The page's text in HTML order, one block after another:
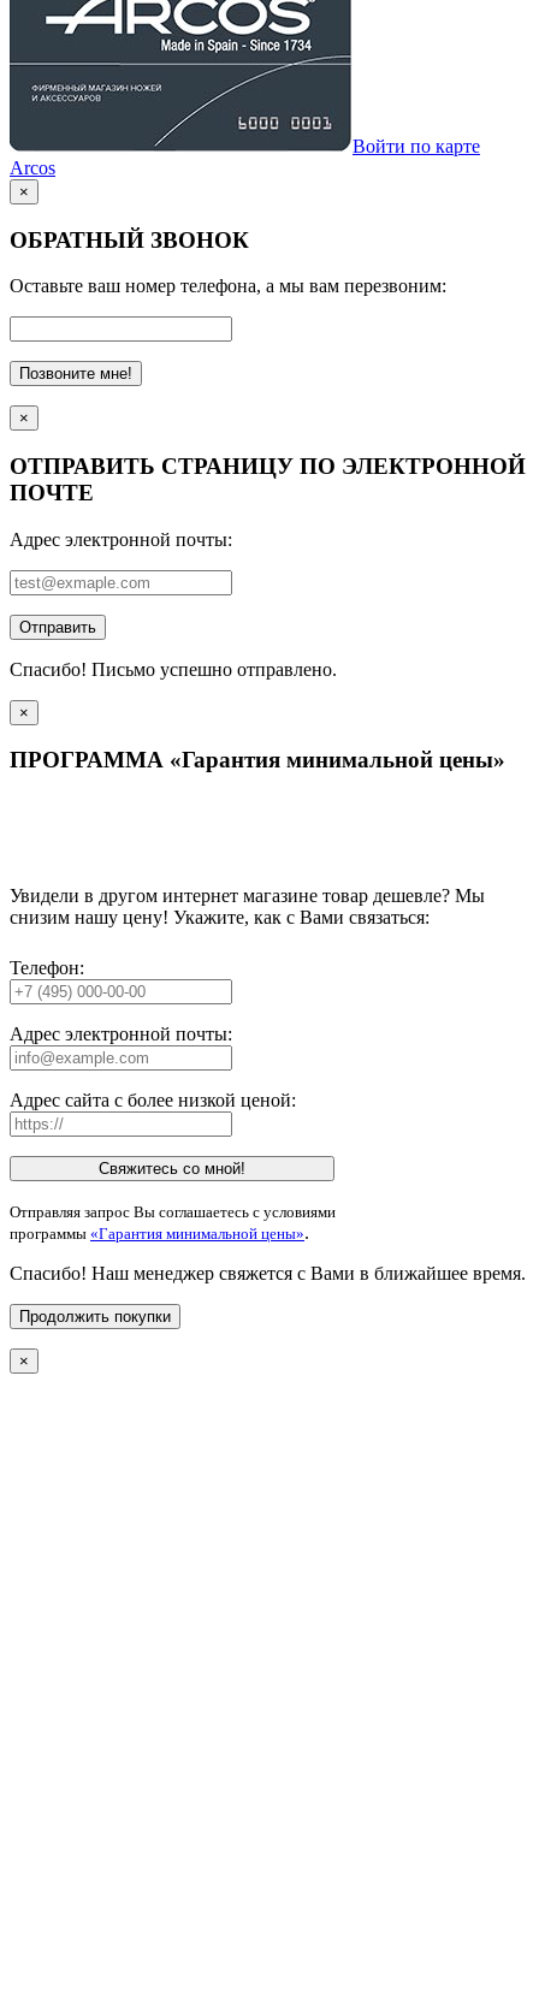
Войти по карте
Arcos
×
ОБРАТНЫЙ ЗВОНОК
Оставьте ваш номер телефона, а мы вам перезвоним:
Позвоните мне!
×
ОТПРАВИТЬ СТРАНИЦУ ПО ЭЛЕКТРОННОЙ
ПОЧТЕ
Адрес электронной почты:
Отправить
Спасибо! Письмо успешно отправлено.
×
ПРОГРАММА «Гарантия минимальной цены»
Увидели в другом интернет магазине товар дешевле? Мы
снизим нашу цену! Укажите, как с Вами связаться:
Телефон:
Адрес электронной почты:
Адрес сайта с более низкой ценой:
Свяжитесь со мной!
Отправляя запрос Вы соглашаетесь с условиями
программы «Гарантия минимальной цены».
Спасибо! Наш менеджер свяжется с Вами в ближайшее время.
Продолжить покупки
×